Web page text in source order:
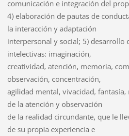
comunicación e integración del
4) elaboración de pautas de
la interacción y adaptación
interpersonal y social; 5) desarrollo
intelectivas: imaginación,
creatividad, atención, memoria,
observación, concentración,
agilidad mental, vivacidad,
de la atención y observación
de la realidad circundante, que le
de su propia experiencia e